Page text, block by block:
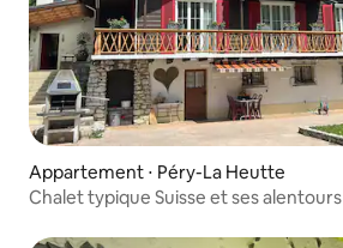
Appartement ⋅ Péry-La Heutte
Chalet typique Suisse et ses alentours